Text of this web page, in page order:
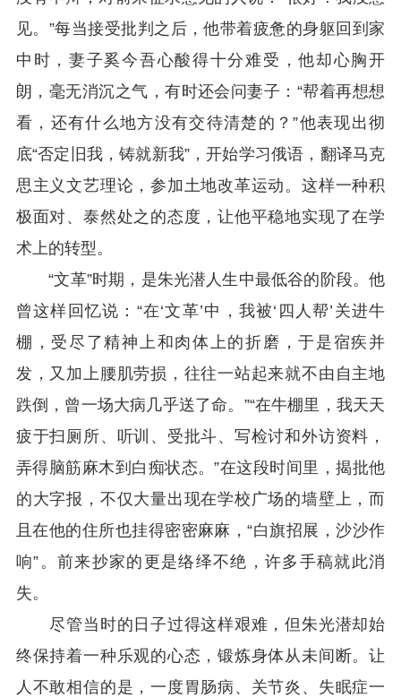
见。”每当接受批判之后，他带着疲惫的身躯回到家
中时，妻子奚今吾心酸得十分难受，他却心胸开
朗，毫无消沉之气，有时还会问妻子：“帮着再想想
看，还有什么地方没有交待清楚的？”他表现出彻
底“否定旧我，铸就新我”，开始学习俄语，翻译马克
思主义文艺理论，参加土地改革运动。这样一种积
极面对、泰然处之的态度，让他平稳地实现了在学
术上的转型。
“文革”时期，是朱光潜人生中最低谷的阶段。他
曾这样回忆说：“在‘文革’中，我被‘四人帮’关进牛
棚，受尽了精神上和肉体上的折磨，于是宿疾并
发，又加上腰肌劳损，往往一站起来就不由自主地
跌倒，曾一场大病几乎送了命。”“在牛棚里，我天天
疲于扫厕所、听训、受批斗、写检讨和外访资料，
弄得脑筋麻木到白痴状态。”在这段时间里，揭批他
的大字报，不仅大量出现在学校广场的墙壁上，而
且在他的住所也挂得密密麻麻，“白旗招展，沙沙作
响”。前来抄家的更是络绎不绝，许多手稿就此消
失。
尽管当时的日子过得这样艰难，但朱光潜却始
终保持着一种乐观的心态，锻炼身体从未间断。让
人不敢相信的是，一度胃肠病、关节炎、失眠症一